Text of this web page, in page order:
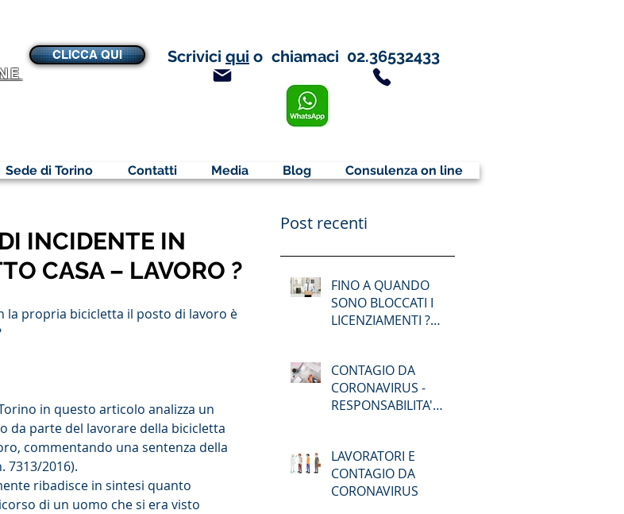
CLICCA QUI Scrivici qui o chiamaci 02.36532433
Sede di Torino Contatti Media Blog Consulenza on line
INCIDENTE IN
CASA – LAVORO ?
la propria bicicletta il posto di lavoro è
in questo articolo analizza un
da parte del lavorare della bicicletta
commentando una sentenza della
7313/2016).
ribadisce in sintesi quanto
di un uomo che si era visto
Post recenti
FINO A QUANDO
SONO BLOCCATI I
LICENZIAMENTI ?
AD AGOSTO
CONTAGIO DA
CORONAVIRUS -
RESPONSABILITA'
LAVORATORI E
CONTAGIO DA
CORONAVIRUS